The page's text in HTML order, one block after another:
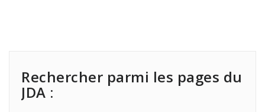
Rechercher parmi les pages du
JDA :